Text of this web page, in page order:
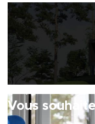
Vous